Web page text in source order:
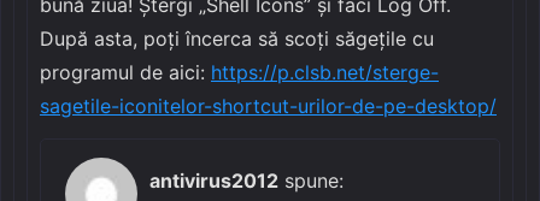
bună ziua! Ștergi „Shell Icons” și faci Log Off.
După asta, poți încerca să scoți săgețile cu
programul de aici: https://p.clsb.net/sterge-
sagetile-iconitelor-shortcut-urilor-de-pe-desktop/
antivirus2012 spune: